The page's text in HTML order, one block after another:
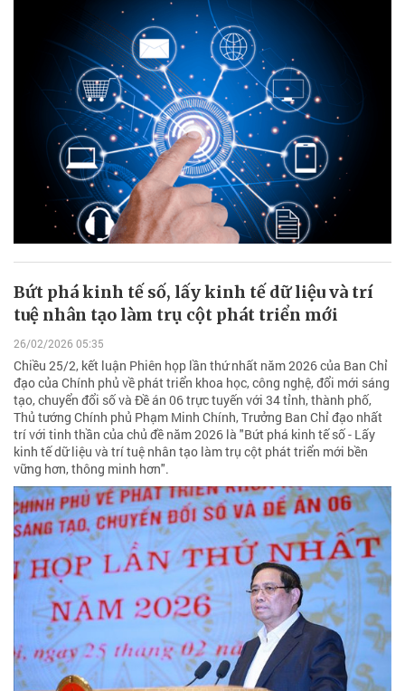
Bứt phá kinh tế số, lấy kinh tế dữ liệu và trí
tuệ nhân tạo làm trụ cột phát triển mới
26/02/2026 05:35
Chiều 25/2, kết luận Phiên họp lần thứ nhất năm 2026 của Ban Chỉ
đạo của Chính phủ về phát triển khoa học, công nghệ, đổi mới sáng
tạo, chuyển đổi số và Đề án 06 trực tuyến với 34 tỉnh, thành phố,
Thủ tướng Chính phủ Phạm Minh Chính, Trưởng Ban Chỉ đạo nhất
trí với tinh thần của chủ đề năm 2026 là "Bứt phá kinh tế số - Lấy
kinh tế dữ liệu và trí tuệ nhân tạo làm trụ cột phát triển mới bền
vững hơn, thông minh hơn".